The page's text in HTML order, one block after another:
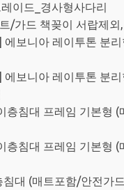
이드_경사형사다리
/가드 책꽂이 서랍제외
보니아 레이투톤 분
보니아 레이투톤 분
층침대 프레임 기본형
층침대 프레임 기본형 (
대 (매트포함/안전가